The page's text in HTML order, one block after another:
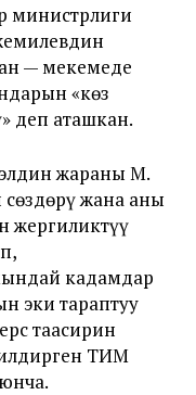
министрлиги
— мекемеде
«көз
деп аташкан.
жараны М.
жана аны
жергиликтүү
кадамдар
эки тараптуу
таасирин
ТИМ